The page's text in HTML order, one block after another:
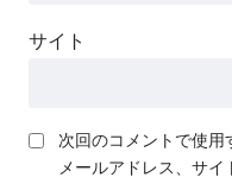
サイト
次回のコメントで使用
メールアドレス、サイ